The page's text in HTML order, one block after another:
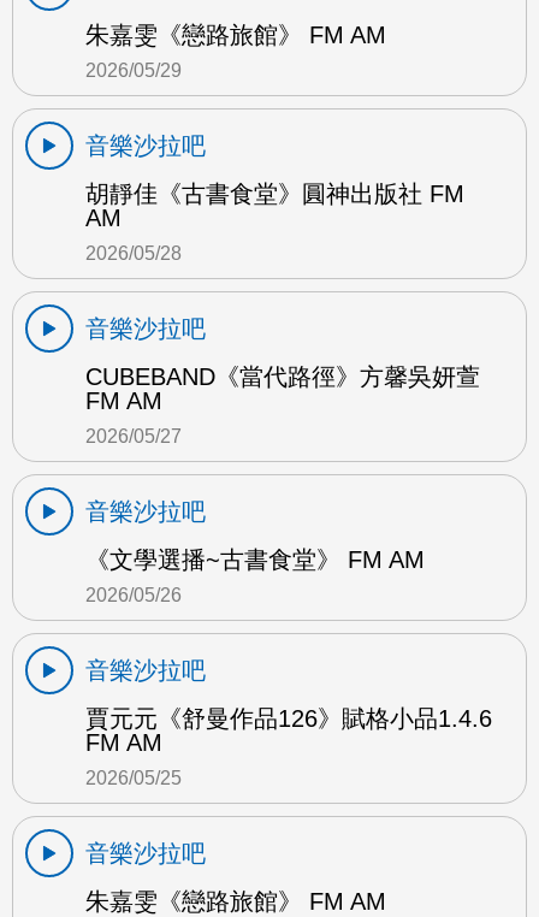
朱嘉雯《戀路旅館》 FM AM
2026/05/29
音樂沙拉吧
胡靜佳《古書食堂》圓神出版社 FM
AM
2026/05/28
音樂沙拉吧
CUBEBAND《當代路徑》方馨吳妍萱
FM AM
2026/05/27
音樂沙拉吧
《文學選播~古書食堂》 FM AM
2026/05/26
音樂沙拉吧
賈元元《舒曼作品126》賦格小品1.4.6
FM AM
2026/05/25
音樂沙拉吧
朱嘉雯《戀路旅館》 FM AM